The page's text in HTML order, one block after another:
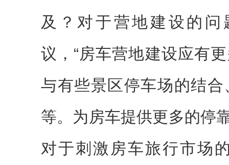
及？对于营地建设的
议，“房车营地建设应有
与有些景区停车场的结
等。为房车提供更多的停
对于刺激房车旅行市场